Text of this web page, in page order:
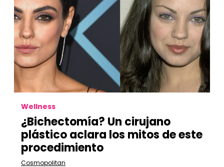
Wellness
¿Bichectomía? Un cirujano
plástico aclara los mitos de este
procedimiento
Cosmopolitan